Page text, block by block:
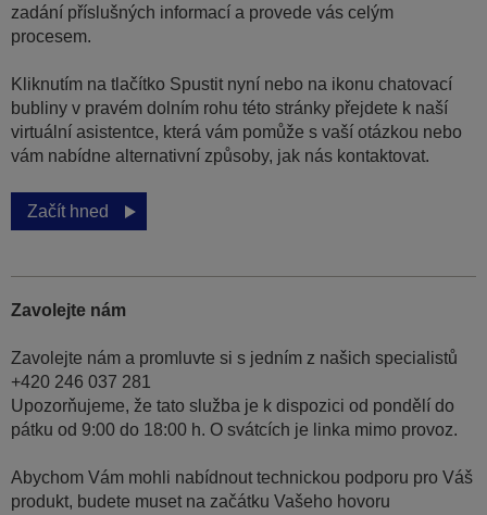
zadání příslušných informací a provede vás celým
procesem.
Kliknutím na tlačítko Spustit nyní nebo na ikonu chatovací
bubliny v pravém dolním rohu této stránky přejdete k naší
virtuální asistentce, která vám pomůže s vaší otázkou nebo
vám nabídne alternativní způsoby, jak nás kontaktovat.
Začít hned
Zavolejte nám
Zavolejte nám a promluvte si s jedním z našich specialistů
+420 246 037 281
Upozorňujeme, že tato služba je k dispozici od pondělí do
pátku od 9:00 do 18:00 h. O svátcích je linka mimo provoz.
Abychom Vám mohli nabídnout technickou podporu pro Váš
produkt, budete muset na začátku Vašeho hovoru